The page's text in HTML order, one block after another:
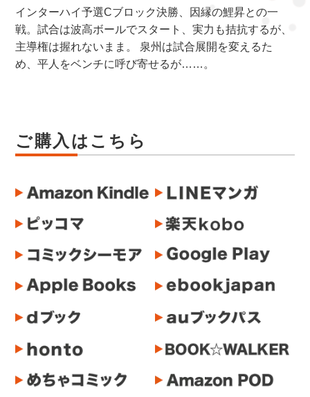
インターハイ予選Cブロック決勝、因縁の鯉昇との一
戦。試合は波高ボールでスタート、実力も拮抗するが、
主導権は握れないまま。 泉州は試合展開を変えるた
め、平人をベンチに呼び寄せるが……。
ご購入はこちら